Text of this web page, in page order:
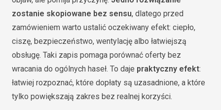
zostanie skopiowane bez sensu, dlatego przed
zamówieniem warto ustalić oczekiwany efekt: ciepło,
ciszę, bezpieczeństwo, wentylację albo łatwiejszą
obsługę. Taki zapis pomaga porównać oferty bez
wracania do ogólnych haseł. To daje praktyczny efekt:
łatwiej rozpoznać, które dopłaty są uzasadnione, a które
tylko powiększają zakres bez realnej korzyści.